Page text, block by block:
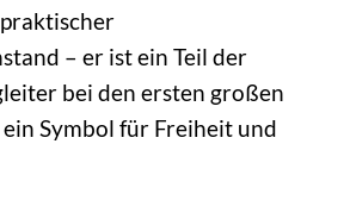
– er ist ein Teil der
bei den ersten großen
Symbol für Freiheit und